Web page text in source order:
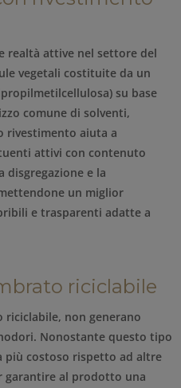
realtà attive nel settore del
vegetali costituite da un
su base
comune di solventi,
rivestimento aiuta a
attivi con contenuto
disgregazione e la
un miglior
e trasparenti adatte a
riciclabile
riciclabile, non generano
Nonostante questo tipo
più costoso rispetto ad altre
garantire al prodotto una